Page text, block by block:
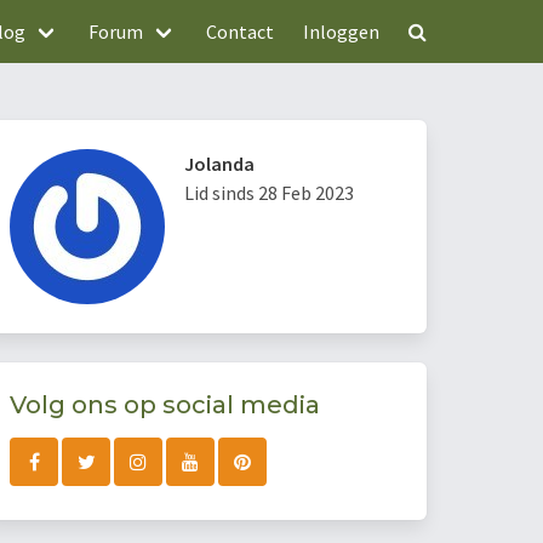
Forum Contact Inloggen
Jolanda
Lid sinds 28 Feb 2023
Volg ons op social media